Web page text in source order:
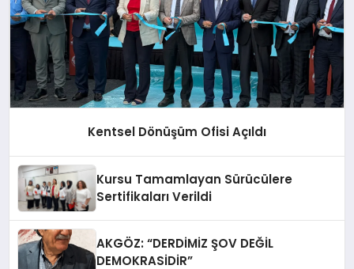
Kentsel Dönüşüm Ofisi Açıldı
Kursu Tamamlayan Sürücülere
Sertifikaları Verildi
AKGÖZ: “DERDİMİZ ŞOV DEĞİL
DEMOKRASİDİR”